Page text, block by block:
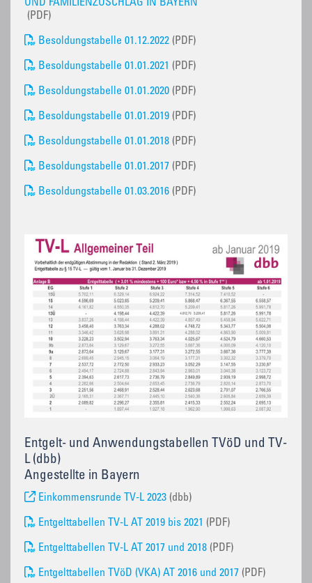
UND FAMILIENZUSCHLAG IN BAYERN
(PDF)
Besoldungstabelle 01.12.2022 (PDF)
Besoldungstabelle 01.01.2021 (PDF)
Besoldungstabelle 01.01.2020 (PDF)
Besoldungstabelle 01.01.2019 (PDF)
Besoldungstabelle 01.01.2018 (PDF)
Besoldungstabelle 01.01.2017 (PDF)
Besoldungstabelle 01.03.2016 (PDF)
Entgelt- und Anwendungstabellen TVöD und TV-
L (dbb)
Angestellte in Bayern
Einkommensrunde TV-L 2023 (dbb)
Entgelttabellen TV-L AT 2019 bis 2021 (PDF)
Entgelttabellen TV-L AT 2017 und 2018 (PDF)
Entgelttabellen TVöD (VKA) AT 2016 und 2017 (PDF)